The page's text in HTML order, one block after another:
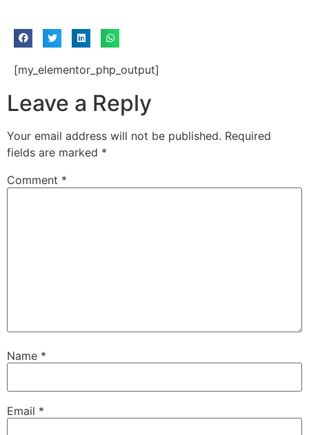
[my_elementor_php_output]
Leave a Reply
Your email address will not be published. Required
fields are marked *
Comment *
Name *
Email *